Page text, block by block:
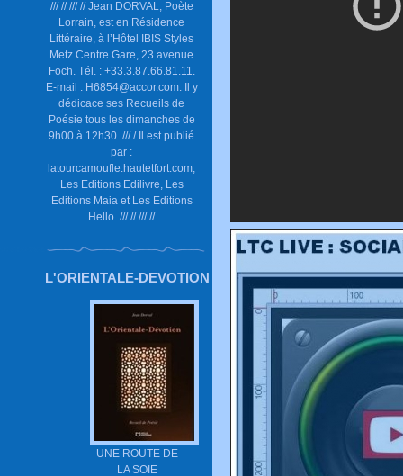
/// // /// // Jean DORVAL, Poète
Lorrain, est en Résidence
Littéraire, à l’Hôtel IBIS Styles
Metz Centre Gare, 23 avenue
Foch. Tél. : +33.3.87.66.81.11.
E-mail : H6854@accor.com. Il y
dédicace ses Recueils de
Poésie tous les dimanches de
9h00 à 12h30. /// / Il est publié
par :
latourcamoufle.hautetfort.com,
Les Editions Edilivre, Les
Editions Maia et Les Editions
Hello. /// // /// //
L'ORIENTALE-DEVOTION
UNE ROUTE DE
LA SOIE